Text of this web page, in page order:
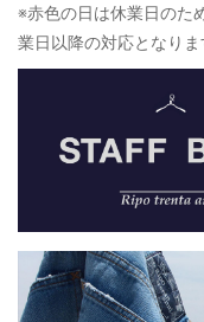
※赤色の日は休業日のた
業日以降の対応となりま